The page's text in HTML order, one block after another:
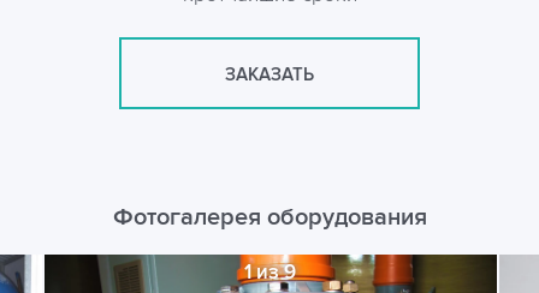
ЗАКАЗАТЬ
Фотогалерея оборудования
1 из 9